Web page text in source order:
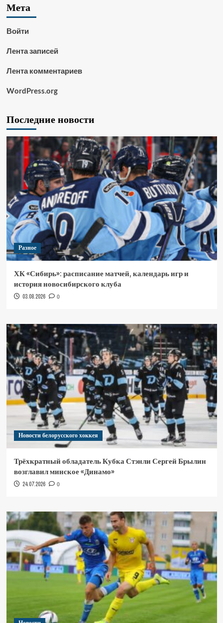
Мета
Войти
Лента записей
Лента комментариев
WordPress.org
Последние новости
Разное
ХК «Сибирь»: расписание матчей, календарь игр и
история новосибирского клуба
03.08.2026 0
Новости белорусского хоккея
Трёхкратный обладатель Кубка Стэнли Сергей Брылин
возглавил минское «Динамо»
24.07.2026 0